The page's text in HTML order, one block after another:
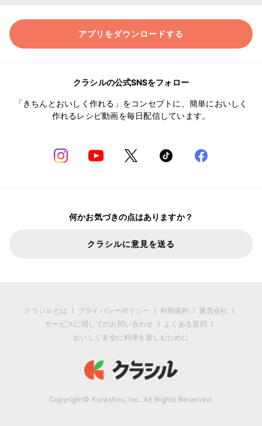
アプリをダウンロードする
クラシルの公式SNSをフォロー
「きちんとおいしく作れる」をコンセプトに、簡単においしく
作れるレシピ動画を毎日配信しています。
何かお気づきの点はありますか？
クラシルに意見を送る
クラシルとは プライバシーポリシー 利用規約
運営会社
サービスに関してのお問い合わせ
よくある質問
おいしく安全に料理を楽しむために
Copyright© Kurashiru, Inc. All Rights Reserved.